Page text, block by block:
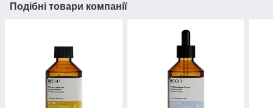
Подібні товари компанії